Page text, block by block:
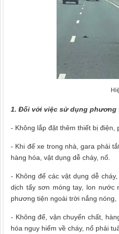
1. Đối với việc sử dụng phương
- Không lắp đặt thêm thiết bị điện,
- Khi để xe trong nhà, gara phải
hàng hóa, vật dụng dễ cháy, nổ.
- Không để các vật dụng dễ
dịch tẩy sơn móng tay, lon nước
phương tiện ngoài trời nắng
- Không để, vận chuyển chất,
hóa nguy hiểm về cháy, nổ phải